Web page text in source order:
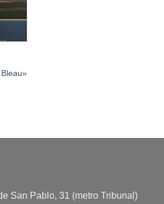
San Pablo, 31 (metro Tribunal)